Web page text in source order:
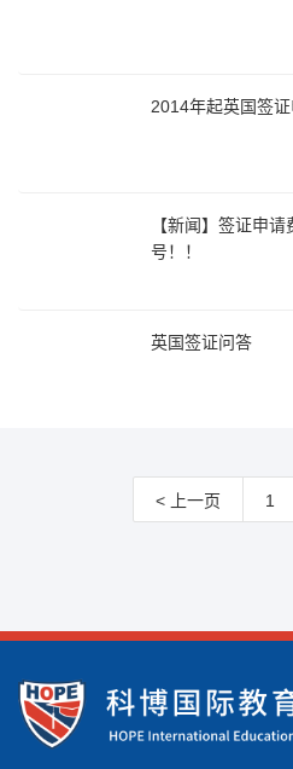
2014年起英国签
【新闻】签证申
号！！
英国签证问答
< 上一页 1